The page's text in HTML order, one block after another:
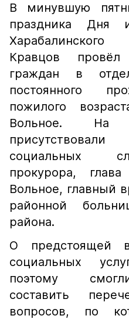
В минувшую
праздника Дня
Кравцов
граждан в
постоянного
пожилого
Вольное. На
социальных
прокурора,
Вольное, главный
районной
района.
О предстоящей
социальных
поэтому
составить
вопросов, по